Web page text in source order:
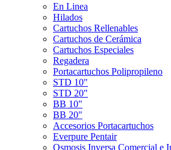
En Linea
Hilados
Cartuchos Rellenables
Cartuchos de Cerámica
Cartuchos Especiales
Regadera
Portacartuchos Polipropileno
STD 10"
STD 20"
BB 10"
BB 20"
Accesorios Portacartuchos
Everpure Pentair
Osmosis Inversa Comercial e